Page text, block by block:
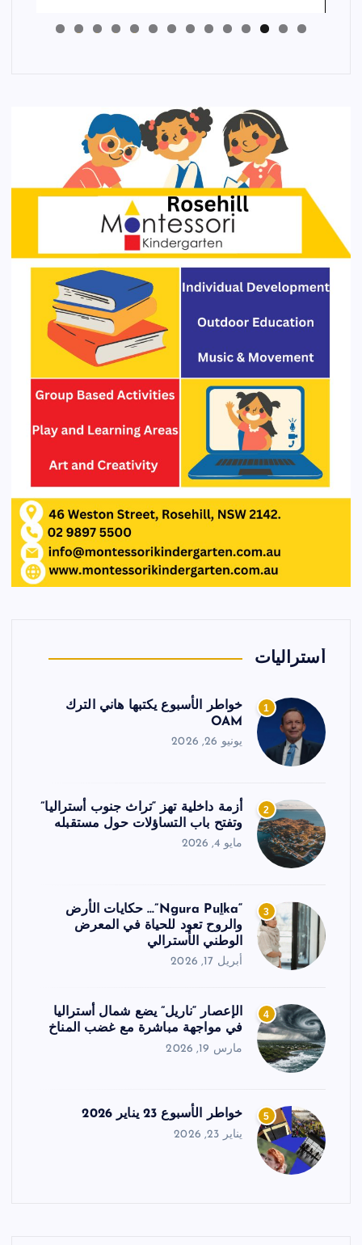
أستراليات
1
خواطر الأسبوع يكتبها هاني الترك
OAM
يونيو 26, 2026
2
أزمة داخلية تهز “تراث جنوب أستراليا”
وتفتح باب التساؤلات حول مستقبله
مايو 4, 2026
3
“Ngura Puḻka”… حكايات الأرض
والروح تعود للحياة في المعرض
الوطني الأسترالي
أبريل 17, 2026
4
الإعصار “ناريل” يضع شمال أستراليا
في مواجهة مباشرة مع غضب المناخ
مارس 19, 2026
5 خواطر الأسبوع 23 يناير 2026
يناير 23, 2026